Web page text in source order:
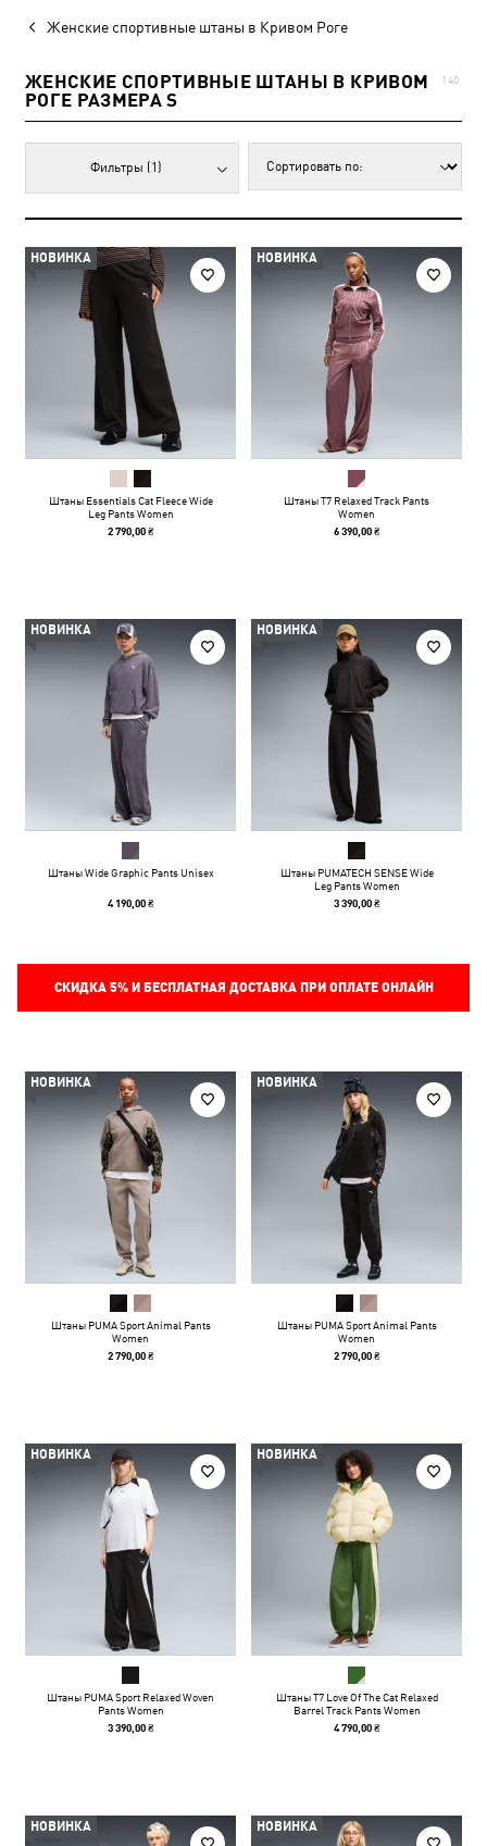
Женские спортивные штаны в Кривом Роге
ЖЕНСКИЕ СПОРТИВНЫЕ ШТАНЫ В КРИВОМ
РОГЕ РАЗМЕРА S
140
Фильтры (1)
НОВИНКА
Штаны Essentials Cat Fleece Wide
Leg Pants Women
2 790,00 ₴
НОВИНКА
Штаны T7 Relaxed Track Pants
Women
6 390,00 ₴
НОВИНКА
Штаны Wide Graphic Pants Unisex
4 190,00 ₴
НОВИНКА
Штаны PUMATECH SENSE Wide
Leg Pants Women
3 390,00 ₴
СКИДКА 5%И БЕСПЛАТНАЯ ДОСТАВКА ПРИ ОПЛАТЕ ОНЛАЙН
НОВИНКА
Штаны PUMA Sport Animal Pants
Women
2 790,00 ₴
НОВИНКА
Штаны PUMA Sport Animal Pants
Women
2 790,00 ₴
НОВИНКА
Штаны PUMA Sport Relaxed Woven
Pants Women
3 390,00 ₴
НОВИНКА
Штаны T7 Love Of The Cat Relaxed
Barrel Track Pants Women
4 790,00 ₴
НОВИНКА НОВИНКА